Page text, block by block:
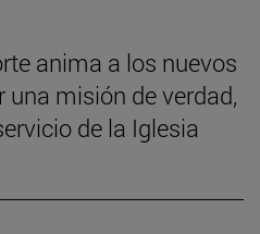
anima a los nuevos
una misión de verdad,
de la Iglesia